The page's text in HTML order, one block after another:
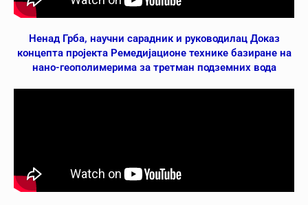
Ненад Грба, научни сарадник и руководилац Доказ
концепта пројекта Ремедијационе технике базиране на
нано-геополимерима за третман подземних вода